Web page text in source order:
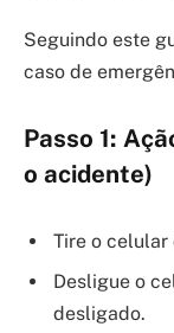
Seguindo este
caso de
Passo 1:
o acidente)
Tire o celular
Desligue o
desligado.